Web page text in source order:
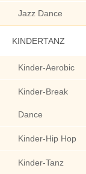
Jazz Dance
KINDERTANZ
Kinder-Aerobic
Kinder-Break
Dance
Kinder-Hip Hop
Kinder-Tanz